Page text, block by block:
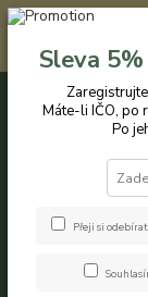
Registrovaným
IČO, po registraci
získáte
+420 774 544 973
Sleva
Máte-li IČO, po
Po
Přeji si